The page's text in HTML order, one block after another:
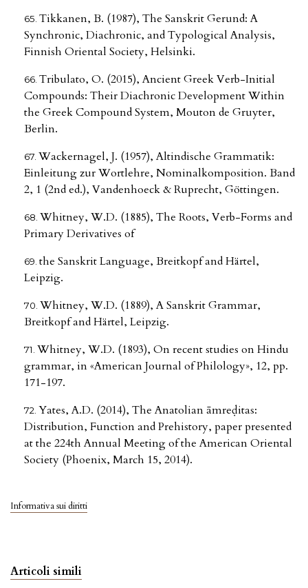
Informativa sui diritti
Tikkanen, B. (1987), The Sanskrit Gerund: A
Synchronic, Diachronic, and Typological Analysis,
Finnish Oriental Society, Helsinki.
Tribulato, O. (2015), Ancient Greek Verb-Initial
Compounds: Their Diachronic Development Within
the Greek Compound System, Mouton de Gruyter,
Berlin.
Wackernagel, J. (1957), Altindische Grammatik:
Einleitung zur Wortlehre, Nominalkomposition. Band
2, 1 (2nd ed.), Vandenhoeck & Ruprecht, Göttingen.
Whitney, W.D. (1885), The Roots, Verb-Forms and
Primary Derivatives of
the Sanskrit Language, Breitkopf and Härtel,
Leipzig.
Whitney, W.D. (1889), A Sanskrit Grammar,
Breitkopf and Härtel, Leipzig.
Whitney, W.D. (1893), On recent studies on Hindu
grammar, in «American Journal of Philology», 12, pp.
171-197.
Yates, A.D. (2014), The Anatolian āmreḍitas:
Distribution, Function and Prehistory, paper presented
at the 224th Annual Meeting of the American Oriental
Society (Phoenix, March 15, 2014).
Articoli simili